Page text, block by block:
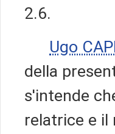
2.6.
Ugo
della
s'intende
relatrice e il